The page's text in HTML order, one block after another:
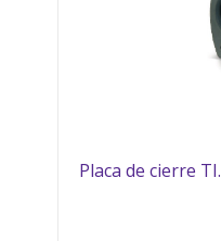
Placa de cierre